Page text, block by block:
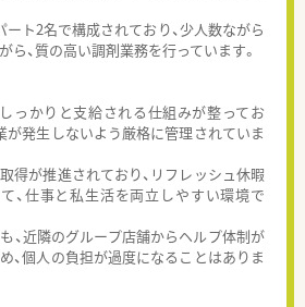
ト2名で構成されており、少人数ながら
ら、質の高い調剤業務を行っています。
っかりと支給される仕組みが整ってお
が発生しないよう厳格に管理されていま
得が推進されており、リフレッシュ休暇
、仕事と私生活を両立しやすい環境で
、近隣のグループ店舗からヘルプ体制が
、個人の負担が過度になることはありま